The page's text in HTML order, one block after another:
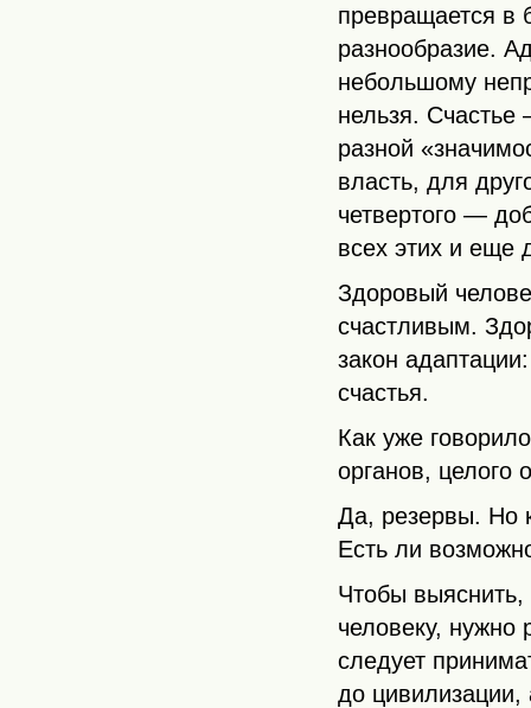
превращается в
разнообразие.
небольшому
нельзя. Счастье
разной
власть, для
четвертого —
всех этих и еще
Здоровый
счастливым.
закон
счастья.
Как уже
органов, целого
Да, резервы. Но
Есть ли
Чтобы выяснить,
человеку, нужно
следует
до цивилизации,